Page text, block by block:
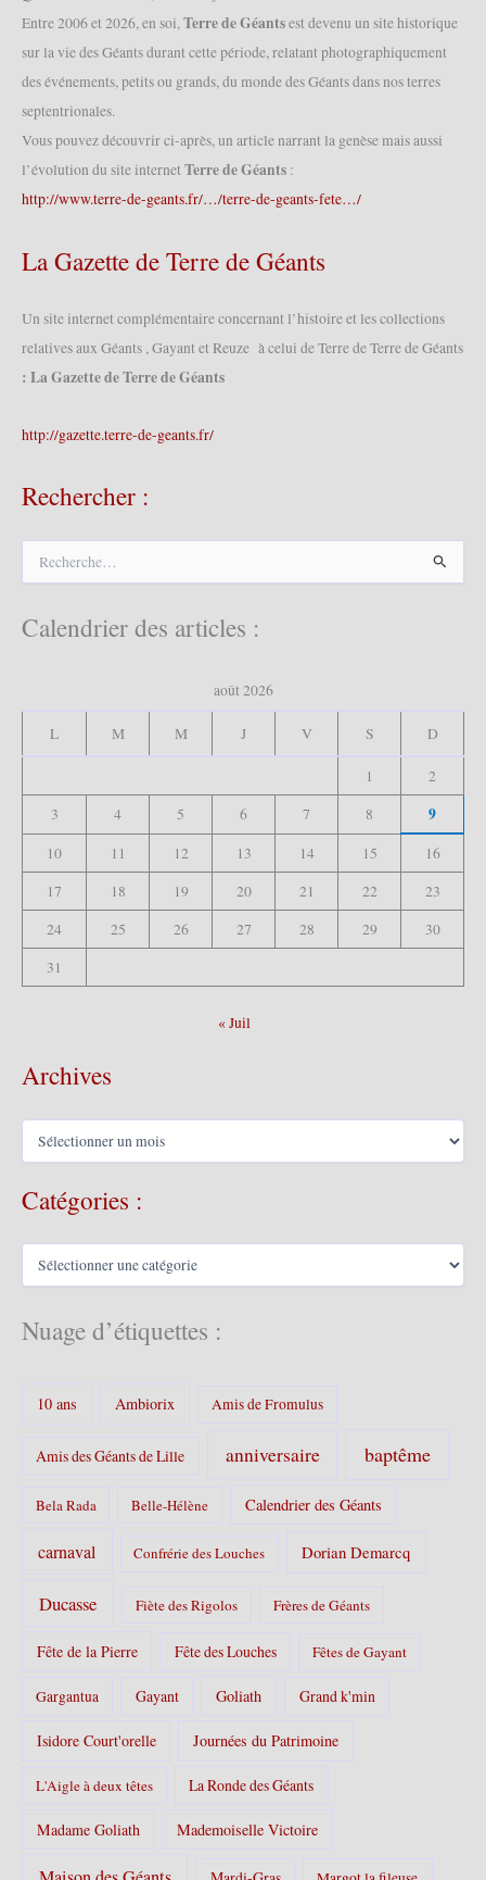
Entre 2006 et 2026, en soi,Terre de Géantsest devenu un site historique
sur la vie des Géants durant cette période, relatant photographiquement
des événements, petits ou grands, du monde des Géants dans nos terres
septentrionales.
Vous pouvez découvrir ci-après, un article narrant la genèse mais aussi
l’évolution du site internet Terre de Géants :
http://www.terre-de-geants.fr/…/terre-de-geants-fete…/
La Gazette de Terre de Géants
Un site internet complémentaire concernant l’histoire et les collections
relatives aux Géants , Gayant et Reuze à celui de Terre de Terre de Géants
: La Gazette de Terre de Géants
http://gazette.terre-de-geants.fr/
Rechercher :
e
Calendrier des articles :
août 2026
L M M J V S D
1
2
3
4 5 6 7 8 9
10 11 12 13 14 15
16
17
18 19 20 21 22
23
24
25 26 27 28 29
30
31
« Juil
Archives
A
h
s
Catégories :
C
é
g
Nuage d’étiquettes :
10 ans Ambiorix Amis de Fromulus
Amis des Géants de Lille anniversaire baptême
Bela Rada Belle-Hélène Calendrier des Géants
carnaval Confrérie des Louches Dorian Demarcq
Ducasse Fiète des Rigolos Frères de Géants
Fête de la Pierre Fête des Louches Fêtes de Gayant
Gargantua Gayant Goliath Grand k'min
Isidore Court'orelle Journées du Patrimoine
L'Aigle à deux têtes La Ronde des Géants
Madame Goliath Mademoiselle Victoire